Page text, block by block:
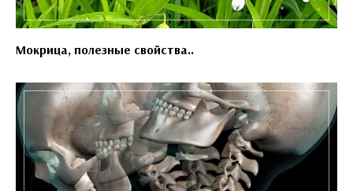
Мокрица, полезные свойства..